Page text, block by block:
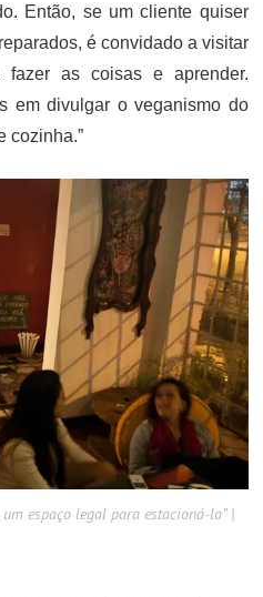
Então, se um cliente quiser
é convidado a visitar
as coisas e aprender.
em divulgar o veganismo do
cozinha.”
espaço legal para estacioná-la” |